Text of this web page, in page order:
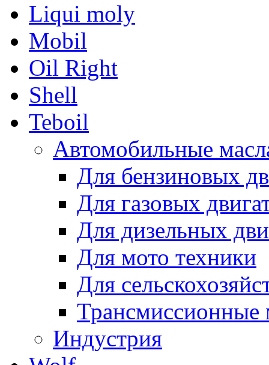
Liqui moly
Mobil
Oil Right
Shell
Teboil
Автомобильные
Для бензиновых
Для газовых
Для дизельных
Для мото техники
Для
Трансмиссионные
Индустрия